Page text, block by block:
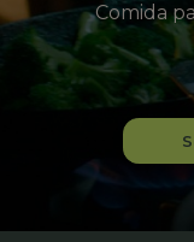
Comida